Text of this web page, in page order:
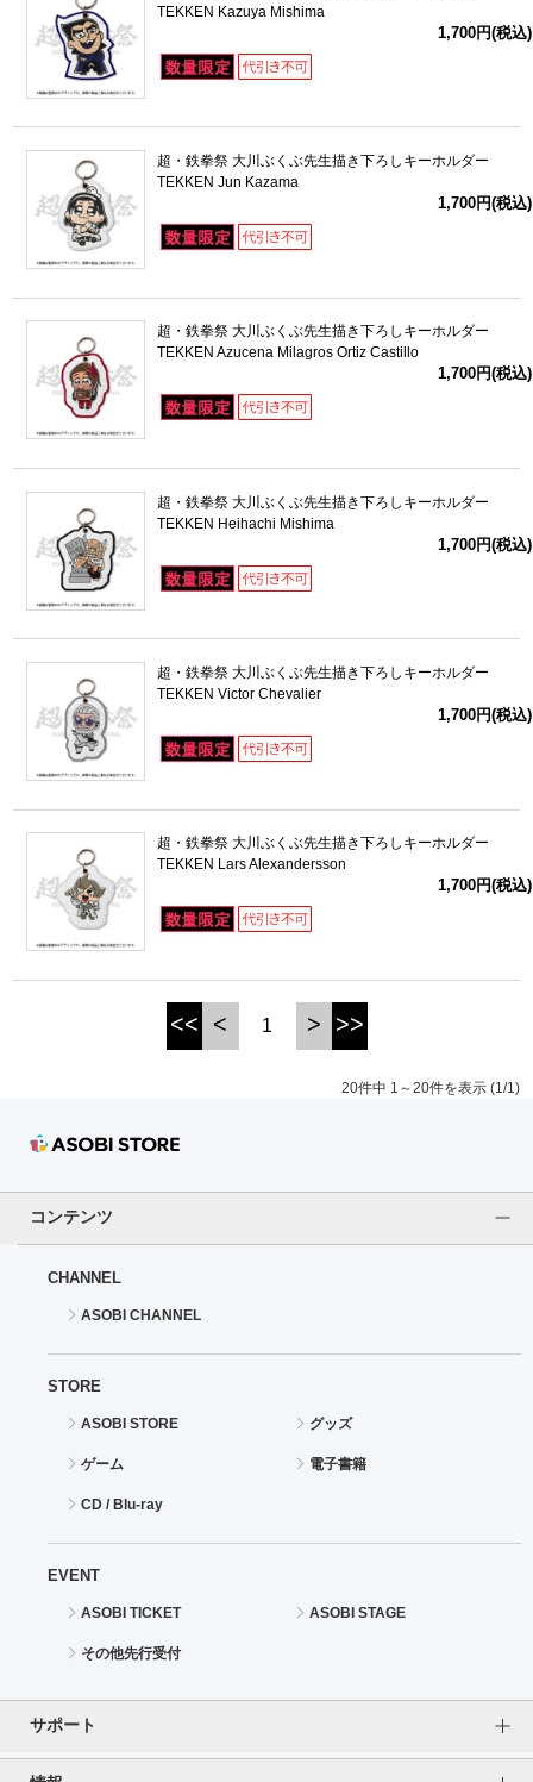
TEKKEN Kazuya Mishima
1,700円(税込)
超・鉄拳祭 大川ぶくぶ先生描き下ろしキーホルダー
TEKKEN Jun Kazama
1,700円(税込)
超・鉄拳祭 大川ぶくぶ先生描き下ろしキーホルダー
TEKKEN Azucena Milagros Ortiz Castillo
1,700円(税込)
超・鉄拳祭 大川ぶくぶ先生描き下ろしキーホルダー
TEKKEN Heihachi Mishima
1,700円(税込)
超・鉄拳祭 大川ぶくぶ先生描き下ろしキーホルダー
TEKKEN Victor Chevalier
1,700円(税込)
超・鉄拳祭 大川ぶくぶ先生描き下ろしキーホルダー
TEKKEN Lars Alexandersson
1,700円(税込)
<< < 1 > >>
20件中 1～20件を表示 (1/1)
コンテンツ
CHANNEL
ASOBI CHANNEL
STORE
ASOBI STORE グッズ
ゲーム 電子書籍
CD / Blu-ray
EVENT
ASOBI TICKET ASOBI STAGE
その他先行受付
サポート